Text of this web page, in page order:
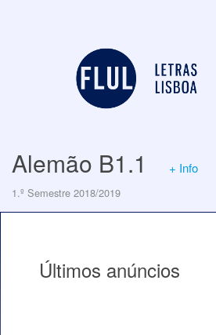
Alemão B1.1 + Info
1.º Semestre 2018/2019
Últimos anúncios